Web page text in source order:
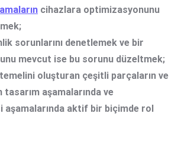
cihazlara optimizasyonunu
sorunlarını denetlemek ve bir
mevcut ise bu sorunu düzeltmek;
temelini oluşturan çeşitli parçaların ve
tasarım aşamalarında ve
aktif bir biçimde rol